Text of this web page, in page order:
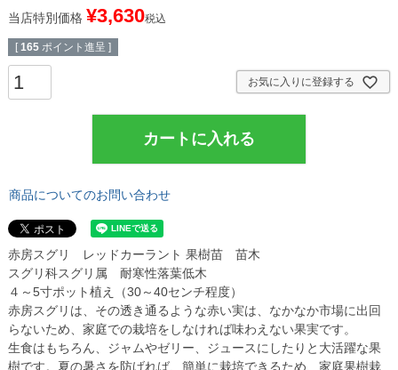
当店特別価格 ¥3,630税込
[ 165 ポイント進呈 ]
お気に入りに登録する
カートに入れる
商品についてのお問い合わせ
赤房スグリ レッドカーラント 果樹苗 苗木
スグリ科スグリ属 耐寒性落葉低木
４～5寸ポット植え（30～40センチ程度）
赤房スグリは、その透き通るような赤い実は、なかなか市場に出回
らないため、家庭での栽培をしなければ味わえない果実です。
生食はもちろん、ジャムやゼリー、ジュースにしたりと大活躍な果
樹です。夏の暑さを防げれば、簡単に栽培できるため、家庭果樹栽